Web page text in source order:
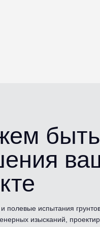
полевые испытания
изысканий,